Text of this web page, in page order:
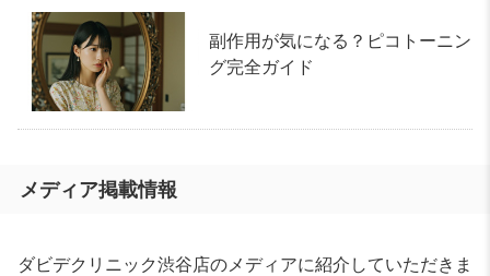
副作用が気になる？ピコトーニン
グ完全ガイド
メディア掲載情報
ダビデクリニック渋谷店のメディアに紹介していただきま